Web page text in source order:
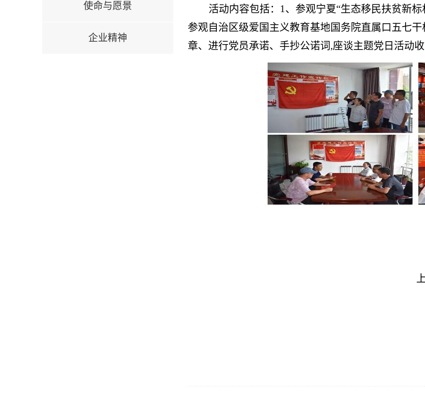
使命与愿景
企业精神
活动内容包括：1、参观宁夏“生态移民扶贫新
参观自治区级爱国主义教育基地国务院直属口五七
章、进行党员承诺、手抄公诺词,座谈主题党日活动收